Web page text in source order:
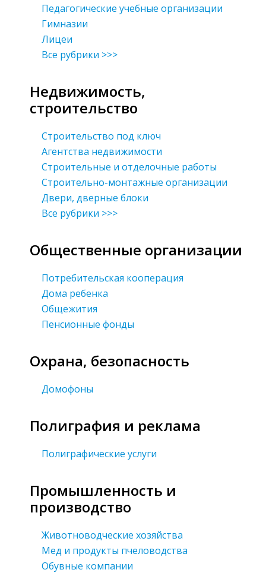
Педагогические учебные организации
Гимназии
Лицеи
Все рубрики >>>
Недвижимость,
строительство
Строительство под ключ
Агентства недвижимости
Строительные и отделочные работы
Строительно-монтажные организации
Двери, дверные блоки
Все рубрики >>>
Общественные организации
Потребительская кооперация
Дома ребенка
Общежития
Пенсионные фонды
Охрана, безопасность
Домофоны
Полиграфия и реклама
Полиграфические услуги
Промышленность и
производство
Животноводческие хозяйства
Мед и продукты пчеловодства
Обувные компании